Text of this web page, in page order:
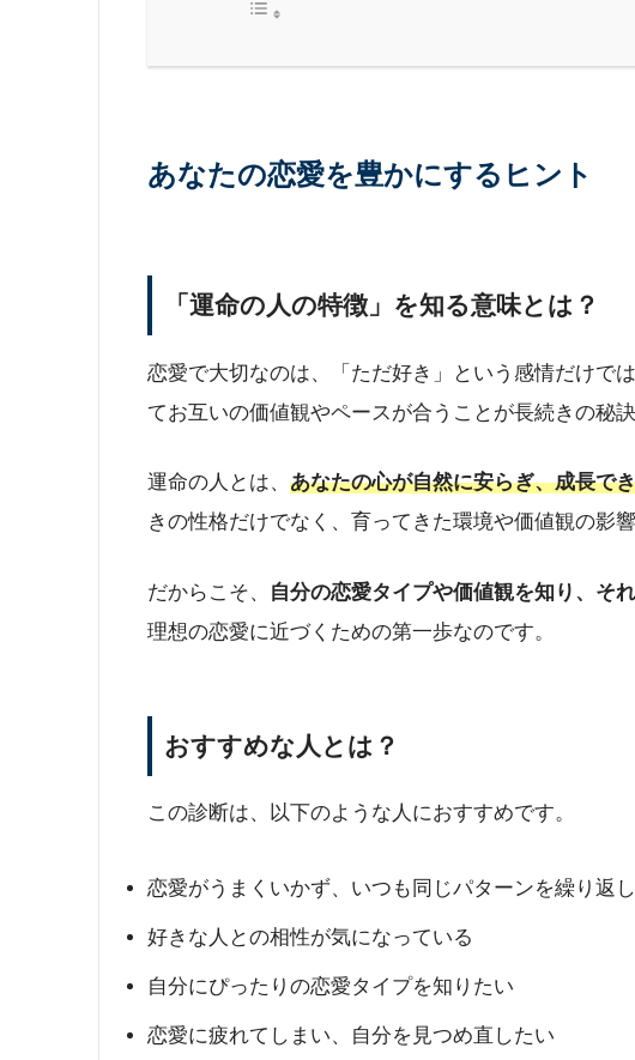
あなたの恋愛を豊かにするヒント
「運命の人の特徴」を知る意味とは？
恋愛で大切なのは、「ただ好き」という感情だけで
てお互いの価値観やペースが合うことが長続きの秘訣
運命の人とは、 あなたの心が自然に安らぎ、成長で
きの性格だけでなく、育ってきた環境や価値観の影
だからこそ、 自分の恋愛タイプや価値観を知り、そ
理想の恋愛に近づくための第一歩なのです。
おすすめな人とは？
この診断は、以下のような人におすすめです。
恋愛がうまくいかず、いつも同じパターンを繰り返
好きな人との相性が気になっている
自分にぴったりの恋愛タイプを知りたい
恋愛に疲れてしまい、自分を見つめ直したい